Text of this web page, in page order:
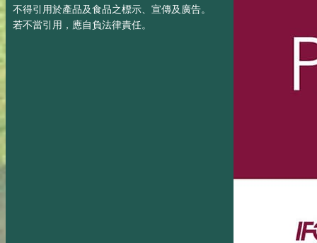
不得引用於產品及食品之標示、宣傳及廣告。
若不當引用，應自負法律責任。